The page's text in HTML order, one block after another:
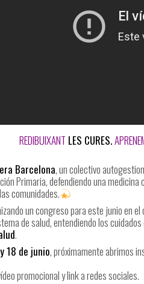
REDIBUIXANT LES CURES.
Barcelona, un colectivo
Primaria, defendiendo una
comunidades.
un congreso para este junio en
de salud, entendiendo los
.
18 de junio, próximamente abrimos
promocional y link a redes sociales.